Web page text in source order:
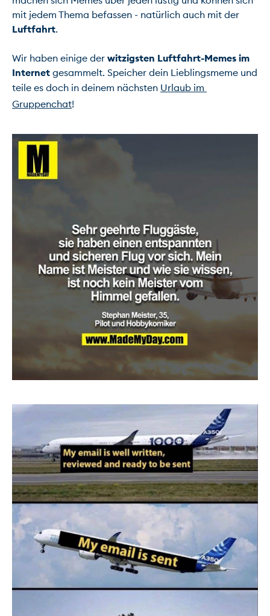
Luftfahrt.
Wir haben einige der witzigsten Luftfahrt-Memes im
Internet gesammelt. Speicher dein Lieblingsmeme und
teile es doch in deinem nächsten Urlaub im
Gruppenchat!